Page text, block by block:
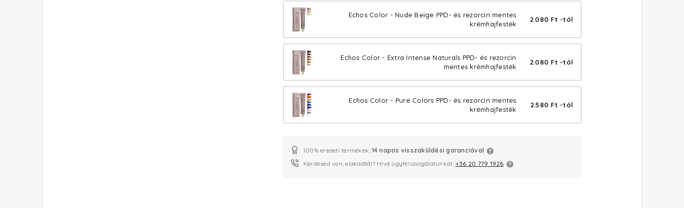
Echos Color - Nude Beige PPD- és rezorcin mentes
krémhajfesték
2.080 Ft -tól
Echos Color - Extra Intense Naturals PPD- és rezorcin
mentes krémhajfesték
2.080 Ft -tól
Echos Color - Pure Colors PPD- és rezorcin mentes
krémhajfesték
2.580 Ft -tól
100% eredeti termékek, 14 napos visszaküldési garanciával
Kérdésed van, elakadtál? Hívd ügyfélszolgálatunkat: +36 20 779 1926